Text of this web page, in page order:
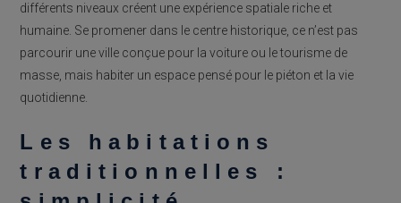
différents niveaux créent une expérience spatiale riche et
humaine. Se promener dans le centre historique, ce n’est pas
parcourir une ville conçue pour la voiture ou le tourisme de
masse, mais habiter un espace pensé pour le piéton et la vie
quotidienne.
Les habitations
traditionnelles :